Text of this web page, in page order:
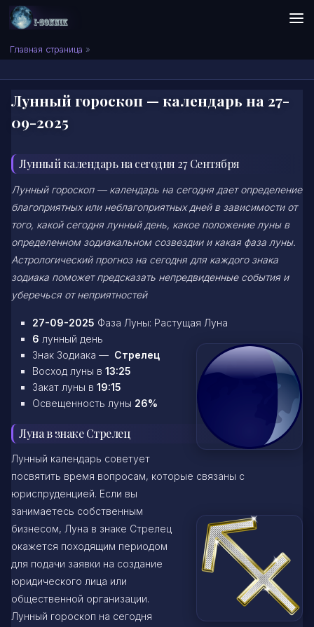
Skip to content
Сонник I-SONNIK.COM
Главная страница »
Лунный гороскоп — календарь на 27-
09-2025
Лунный календарь на сегодня 27 Сентября
Лунный гороскоп — календарь на сегодня дает определение
благоприятных или неблагоприятных дней в зависимости от
того, какой сегодня лунный день, какое положение луны в
определенном зодиакальном созвездии и какая фаза луны.
Астрологический прогноз на сегодня для каждого знака
зодиака поможет предсказать непредвиденные события и
уберечься от неприятностей
27-09-2025 Фаза Луны: Растущая Луна
6 лунный день
Знак Зодиака — Стрелец
Восход луны в 13:25
Закат луны в 19:15
Освещенность луны 26%
Луна в знаке Стрелец
Лунный календарь советует
посвятить время вопросам, которые связаны с
юриспруденцией. Если вы
занимаетесь собственным
бизнесом, Луна в знаке Стрелец
окажется походящим периодом
для подачи заявки на создание
юридического лица или
общественной организации.
Лунный гороскоп на сегодня